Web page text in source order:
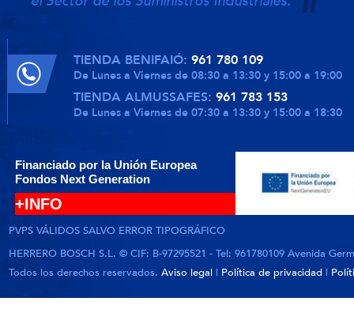
TIENDA BENIFAIÓ: 961 780 109
De Lunes a Viernes de 08:30 a 13:30 y 15:00 a 19:00
TIENDA ALMUSSAFES: 961 783 153
De Lunes a Viernes de 07:30 a 13:30 y 15:00 a 18:30
Financiado por la Unión Europea
Fondos Next Generation
+INFO
PVPS VÁLIDOS SALVO ERROR TIPOGRÁFICO
HERRERO BOSCH S.L. © CIF: B-97295521 - Tel: 961780109 Avenida
Todos los derechos reservados. Aviso legal | Política de privacidad |